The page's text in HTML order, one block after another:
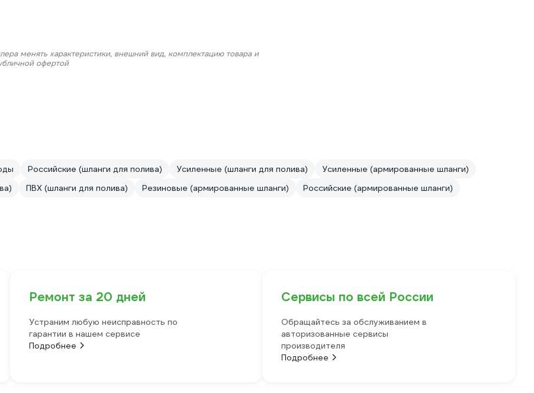
менять характеристики, внешний вид, комплектацию товара и
офертой
Российские (шланги для полива) Усиленные (шланги для полива)
Усиленные (армированные шланги)
ПВХ (шланги для полива) Резиновые (армированные шланги)
Российские (армированные шланги)
Ремонт за 20 дней
Устраним любую неисправность по
гарантии в нашем сервисе
Подробнее
Сервисы по всей России
Обращайтесь за обслуживанием в
авторизованные сервисы
производителя
Подробнее